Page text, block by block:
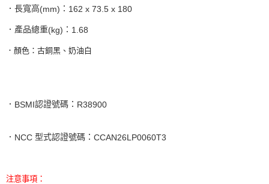
．長寬高(mm) ： 162 x 73.5 x 180
．產品總重(kg) ： 1.68
．顏色：古銅黑、奶油白
． BSMI認證號碼： R38900
． NCC 型式認證號碼： CCAN26LP0060T3
注意事項：